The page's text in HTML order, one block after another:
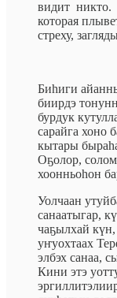
видит никто.
которая
стреху,
Биһиги
биирдэ
бурдук
сарайга хоно
кытары
Оҕолор,
хоонньоһон
Уолчаан
санаатыгар,
чаҕылхай
уҥуохтаах
элбэх санаа,
Кини этэ